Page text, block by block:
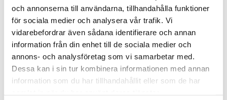
och annonserna till användarna, tillhandahålla funktioner
för sociala medier och analysera vår trafik. Vi
vidarebefordrar även sådana identifierare och annan
information från din enhet till de sociala medier och
annons- och analysföretag som vi samarbetar med.
Dessa kan i sin tur kombinera informationen med annan
information som du har tillhandahållit eller som de har
Badrum
Bad & kök / Badrum /Dusch
Bad & kök / Badrum / Dusch /Duschdörrar
Liknande produkter